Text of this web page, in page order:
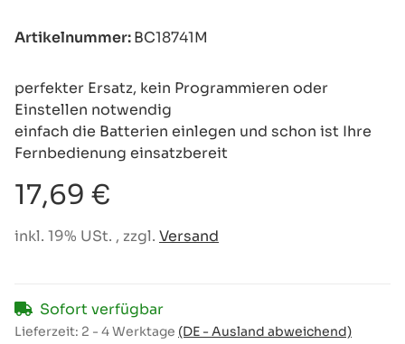
Artikelnummer:BC18741M
perfekter Ersatz, kein Programmieren oder
Einstellen notwendig
einfach die Batterien einlegen und schon ist Ihre
Fernbedienung einsatzbereit
17,69 €
inkl. 19% USt. , zzgl. Versand
Sofort verfügbar
Lieferzeit: 2 - 4 Werktage (DE - Ausland abweichend)